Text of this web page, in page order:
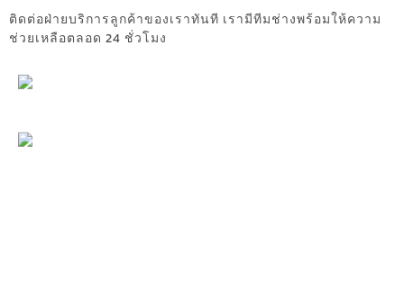
ติดต่อฝ่ายบริการลูกค้าของเราทันที เรามีทีมช่างพร้อมให้ความ
ช่วยเหลือตลอด 24 ชั่วโมง